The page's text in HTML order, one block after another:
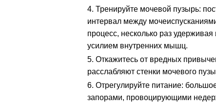
Тренируйте мочевой пузырь:
интервал между
процесс, несколько раз удерживая
усилием внутренних мышц.
Откажитесь от вредных
расслабляют стенки мочевого
Отрегулируйте питание:
запорами, провоцирующими